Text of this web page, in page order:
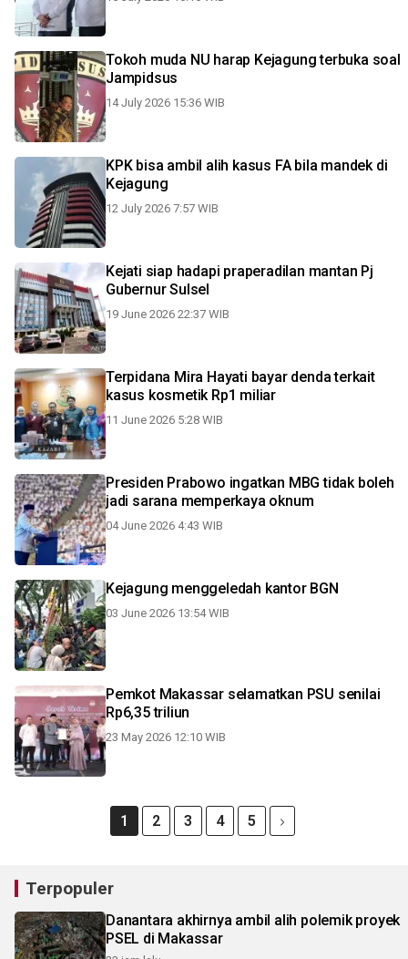
Tokoh muda NU harap Kejagung terbuka soal
Jampidsus
14 July 2026 15:36 WIB
KPK bisa ambil alih kasus FA bila mandek di
Kejagung
12 July 2026 7:57 WIB
Kejati siap hadapi praperadilan mantan Pj
Gubernur Sulsel
19 June 2026 22:37 WIB
Terpidana Mira Hayati bayar denda terkait
kasus kosmetik Rp1 miliar
11 June 2026 5:28 WIB
Presiden Prabowo ingatkan MBG tidak boleh
jadi sarana memperkaya oknum
04 June 2026 4:43 WIB
Kejagung menggeledah kantor BGN
03 June 2026 13:54 WIB
Pemkot Makassar selamatkan PSU senilai
Rp6,35 triliun
23 May 2026 12:10 WIB
1 2 3 4 5
Terpopuler
Danantara akhirnya ambil alih polemik proyek
PSEL di Makassar